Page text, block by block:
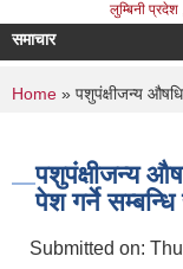
लुम्बिनी
समाचार
You are
Home » पशुपंक्षीजन्य
पशुपंक्षीजन्य
पेश गर्ने
Submitted on: